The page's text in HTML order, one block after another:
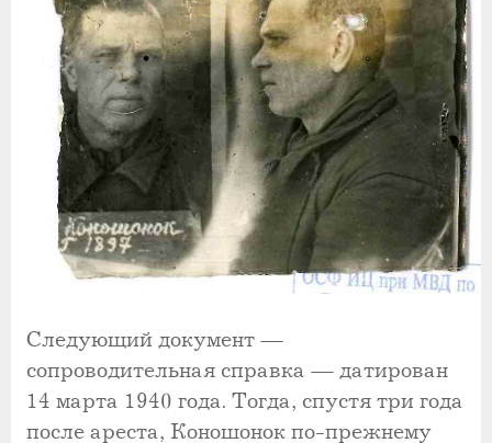
Следующий документ —
сопроводительная справка — датирован
14 марта 1940 года. Тогда, спустя три года
после ареста, Коношонок по-прежнему